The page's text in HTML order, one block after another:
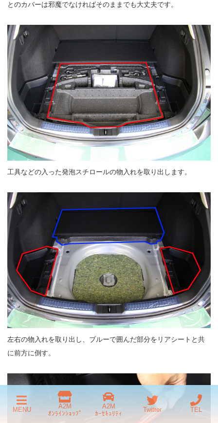
とのカバーは邪魔でなければそのままでも大丈夫です。
工具などの入った発泡スチロールの物入れを取り出します。
左右の物入れを取り出し、ブルーで囲んだ部分をリアシートと共
に前方に倒す。
MENU
A2M
ｵﾝﾗｲﾝｼｮｯﾌﾟ
A2M
ｶｰｾｷｭﾘﾃｨ
Twitter TEL